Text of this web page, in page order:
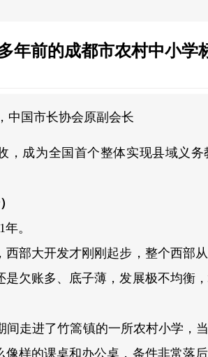
前的成都市农村中小学
国市长协会原副会长
，成为全国首个整体实现县域义
。
部大开发才刚刚起步，整个西部
欠账多、底子薄，发展极不均衡
走进了竹篙镇的一所农村小学，
样的课桌和办公桌，条件非常落